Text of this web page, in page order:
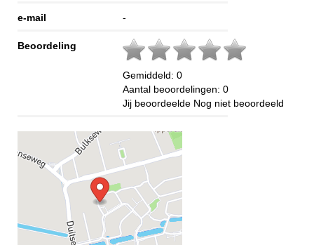
e-mail -
Beoordeling
Gemiddeld: 0
Aantal beoordelingen: 0
Jij beoordeelde Nog niet beoordeeld